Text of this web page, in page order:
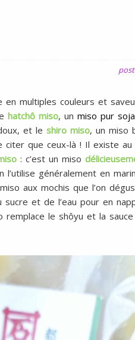
en multiples couleurs et
hatchô miso, un miso pur soja
et le shiro miso, un miso
que ceux-là ! Il existe au
: c’est un miso
généralement en
aux mochis que l’on
et de l’eau pour en
le shôyu et la